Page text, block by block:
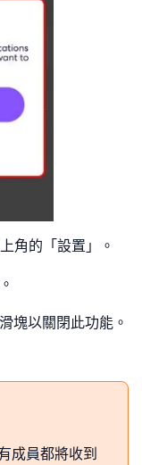
角的「設置」。
塊以關閉此功能。
成員都將收到